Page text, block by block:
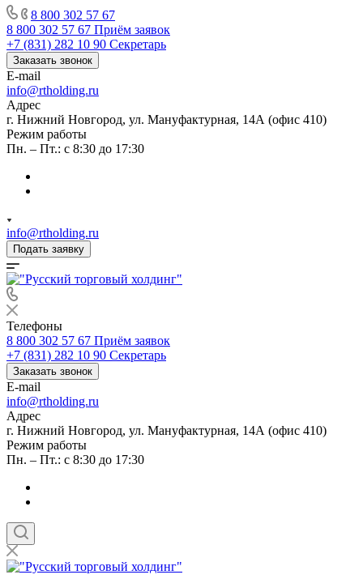
8 800 302 57 67
8 800 302 57 67 Приём заявок
+7 (831) 282 10 90 Секретарь
Заказать звонок
E-mail
info@rtholding.ru
Адрес
г. Нижний Новгород, ул. Мануфактурная, 14А (офис 410)
Режим работы
Пн. – Пт.: с 8:30 до 17:30
info@rtholding.ru
Подать заявку
Телефоны
8 800 302 57 67 Приём заявок
+7 (831) 282 10 90 Секретарь
Заказать звонок
E-mail
info@rtholding.ru
Адрес
г. Нижний Новгород, ул. Мануфактурная, 14А (офис 410)
Режим работы
Пн. – Пт.: с 8:30 до 17:30